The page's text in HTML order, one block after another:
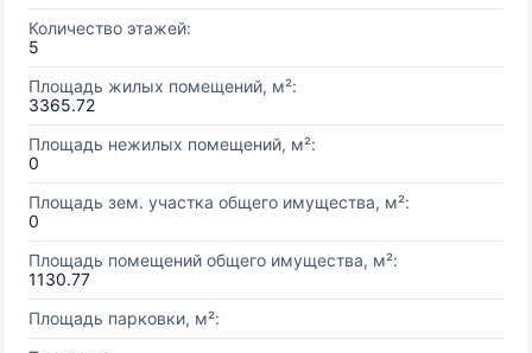
Количество этажей:
5
Площадь жилых помещений, м²:
3365.72
Площадь нежилых помещений, м²:
0
Площадь зем. участка общего имущества, м²:
0
Площадь помещений общего имущества, м²:
1130.77
Площадь парковки, м²: